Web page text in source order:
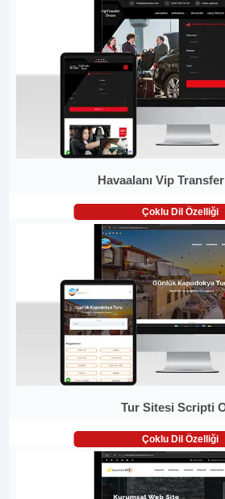
Havaalanı Vip
Çoklu Dil Özelliği
Tur Sitesi Scripti
Çoklu Dil Özelliği